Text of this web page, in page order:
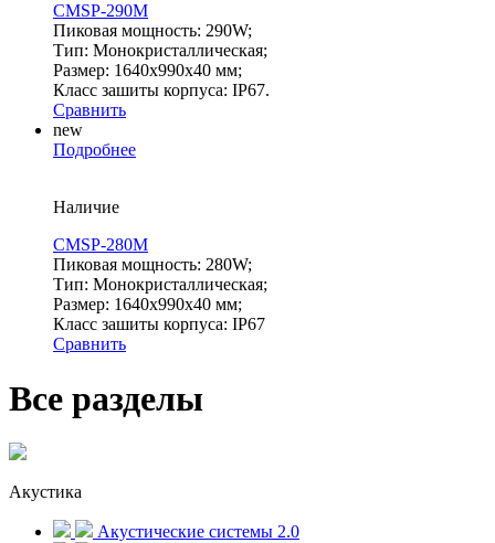
CMSP-290M
Пиковая мощность: 290W;
Тип: Монокристаллическая;
Размер: 1640х990х40 мм;
Класс зашиты корпуса: IP67.
Сравнить
new
Подробнее
Наличие
CMSP-280M
Пиковая мощность: 280W;
Тип: Монокристаллическая;
Размер: 1640х990х40 мм;
Класс зашиты корпуса: IP67
Сравнить
Все разделы
Акустика
Акустические системы 2.0